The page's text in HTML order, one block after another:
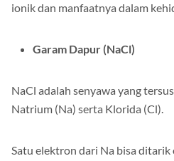
ionik dan manfaatnya dalam
Garam Dapur (NaCl)
NaCl adalah senyawa yang
Natrium (Na) serta Klorida (Cl).
Satu elektron dari Na bisa